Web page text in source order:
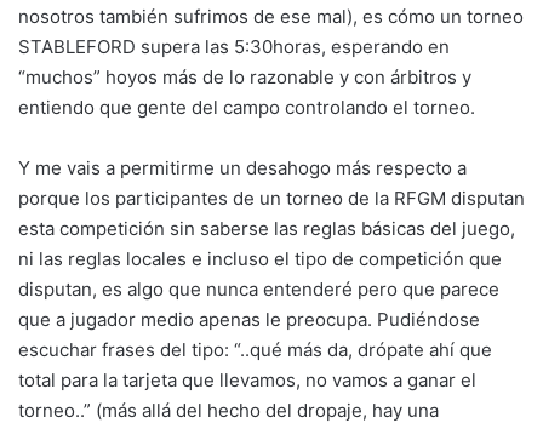
nosotros también sufrimos de ese mal), es cómo un torneo
STABLEFORD supera las 5:30horas, esperando en
“muchos” hoyos más de lo razonable y con árbitros y
entiendo que gente del campo controlando el torneo.
Y me vais a permitirme un desahogo más respecto a
porque los participantes de un torneo de la RFGM disputan
esta competición sin saberse las reglas básicas del juego,
ni las reglas locales e incluso el tipo de competición que
disputan, es algo que nunca entenderé pero que parece
que a jugador medio apenas le preocupa. Pudiéndose
escuchar frases del tipo: “..qué más da, drópate ahí que
total para la tarjeta que llevamos, no vamos a ganar el
torneo..” (más allá del hecho del dropaje, hay una